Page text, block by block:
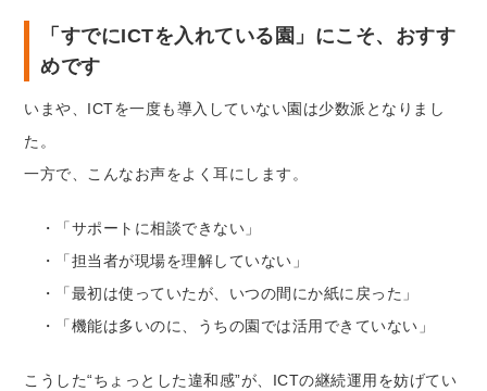
「すでにICTを入れている園」にこそ、おすす
めです
いまや、ICTを一度も導入していない園は少数派となりまし
た。
一方で、こんなお声をよく耳にします。
・「サポートに相談できない」
・「担当者が現場を理解していない」
・「最初は使っていたが、いつの間にか紙に戻った」
・「機能は多いのに、うちの園では活用できていない」
こうした“ちょっとした違和感”が、ICTの継続運用を妨げてい